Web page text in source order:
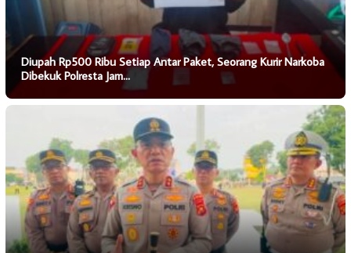
Diupah Rp500 Ribu Setiap Antar Paket, Seorang Kurir Narkoba
Dibekuk Polresta Jam…